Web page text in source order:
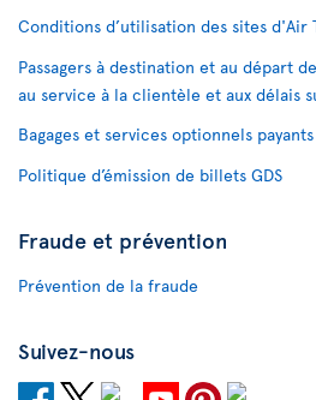
Conditions d’utilisation des sites d'Air
Passagers à destination et au départ
au service à la clientèle et aux délais
Bagages et services optionnels payants
Politique d’émission de billets GDS
Fraude et prévention
Prévention de la fraude
Suivez-nous